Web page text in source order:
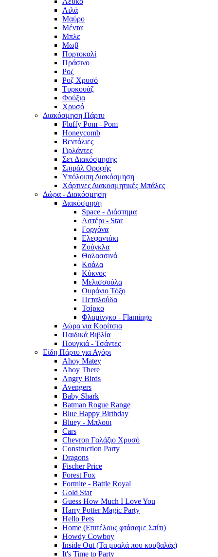
Λιλά
Μαύρο
Μέντα
Μπλε
Μωβ
Πορτοκαλί
Πράσινο
Ροζ
Ροζ Χρυσό
Τυρκουάζ
Φούξια
Χρυσό
Διακόσμηση Πάρτυ
Fluffy Pom - Pom
Honeycomb
Βεντάλιες
Γιρλάντες
Σετ Διακόσμησης
Σπιράλ Οροφής
Υπόλοιπη Διακόσμηση
Χάρτινες Διακοσμητικές Μπάλες
Δώρα - Διακόσμηση
Διακόσμηση
Space - Διάστημα
Αστέρι - Star
Γοργόνα
Ελεφαντάκι
Ζούγκλα
Θαλασσινά
Κοάλα
Κύκνος
Μελισσούλα
Ουράνιο Τόξο
Πεταλούδα
Τσίρκο
Φλαμίνγκο - Flamingo
Δώρα για Κορίτσια
Παιδικά Βιβλία
Πουγκιά - Τσάντες
Είδη Πάρτυ για Αγόρι
Ahoy Matey
Ahoy There
Angry Birds
Avengers
Baby Shark
Batman Rogue Range
Blue Happy Birthday
Bluey - Μπλουι
Cars
Chevron Γαλάζιο Χρυσό
Construction Party
Dragons
Fischer Price
Forest Fox
Fortnite - Battle Royal
Gold Star
Guess How Much I Love You
Harry Potter Magic Party
Hello Pets
Home (Επιτέλους φτάσαμε Σπίτι)
Howdy Cowboy
Inside Out (Τα μυαλά που κουβαλάς)
It's Time to Party